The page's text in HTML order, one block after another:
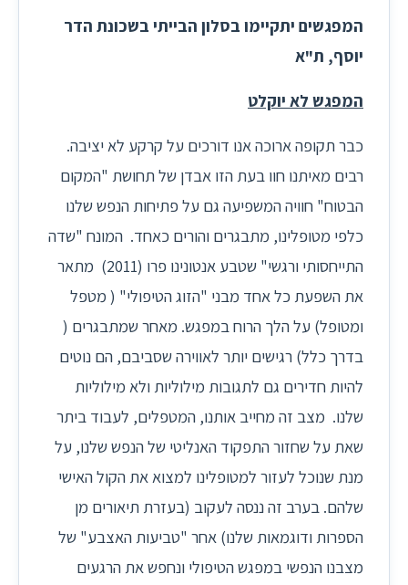
המפגשים יתקיימו בסלון הבייתי בשכונת הדר
יוסף, ת"א
המפגש לא יוקלט
כבר תקופה ארוכה אנו דורכים על קרקע לא יציבה.
רבים מאיתנו חוו בעת הזו אבדן של תחושת "המקום
הבטוח" חוויה המשפיעה גם על פתיחות הנפש שלנו
כלפי מטופלינו, מתבגרים והורים כאחד. המונח "שדה
התייחסותי ורגשי" שטבע אנטונינו פרו (2011) מתאר
את השפעת כל אחד מבני "הזוג הטיפולי" ( מטפל
ומטופל) על הלך הרוח במפגש. מאחר שמתבגרים (
בדרך כלל) רגישים יותר לאווירה שסביבם, הם נוטים
להיות חדירים גם לתגובות מילוליות ולא מילוליות
שלנו. מצב זה מחייב אותנו, המטפלים, לעבוד ביתר
שאת על שחזור התפקוד האנליטי של הנפש שלנו, על
מנת שנוכל לעזור למטופלינו למצוא את הקול האישי
שלהם. בערב זה ננסה לעקוב (בעזרת תיאורים מן
הספרות ודוגמאות שלנו) אחר "טביעות האצבע" של
מצבנו הנפשי במפגש הטיפולי ונחפש את הרגעים